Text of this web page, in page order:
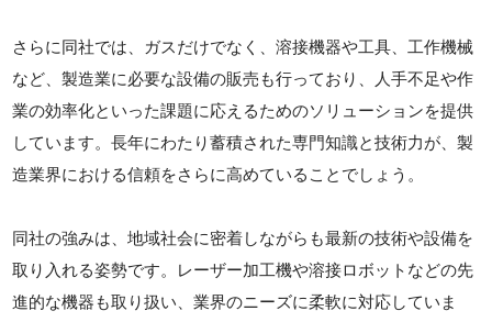
さらに同社では、ガスだけでなく、溶接機器や工具、工作機械
など、製造業に必要な設備の販売も行っており、人手不足や作
業の効率化といった課題に応えるためのソリューションを提供
しています。長年にわたり蓄積された専門知識と技術力が、製
造業界における信頼をさらに高めていることでしょう。
同社の強みは、地域社会に密着しながらも最新の技術や設備を
取り入れる姿勢です。レーザー加工機や溶接ロボットなどの先
進的な機器も取り扱い、業界のニーズに柔軟に対応していま